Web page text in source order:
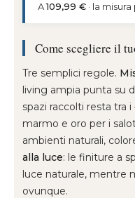
A109,99 € · la
Come scegliere il
Tre semplici regole.
living ampia punta su
spazi raccolti resta tra
marmo e oro per i
ambienti naturali,
alla luce: le finiture a
luce naturale, mentre
ovunque.